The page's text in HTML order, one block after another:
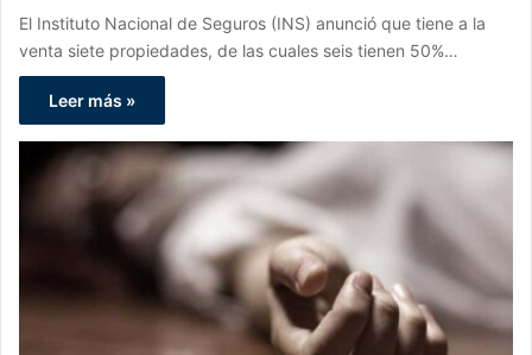
El Instituto Nacional de Seguros (INS) anunció que tiene a la
venta siete propiedades, de las cuales seis tienen 50%…
Leer más »